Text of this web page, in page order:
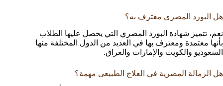
هل البورد المصري معترف به؟
نعم، تتميز شهادة البورد المصري التي يحصل عليها الطلاب
بأنها معتمدة ومعترف بها في العديد من الدول المختلفة منها
السعوديو والكويت والإمارات والعراق.
هل الزمالة المصرية في العلاج الطبيعى مهمة؟